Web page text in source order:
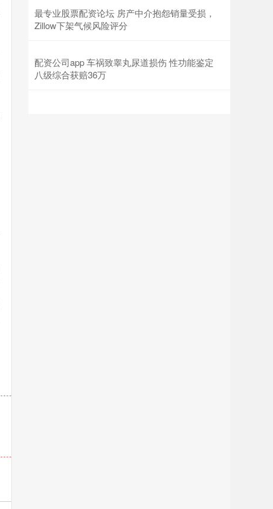
最专业股票配资论坛 房产中介抱怨销量受损，
Zillow下架气候风险评分
配资公司app 车祸致睾丸尿道损伤 性功能鉴定
八级综合获赔36万